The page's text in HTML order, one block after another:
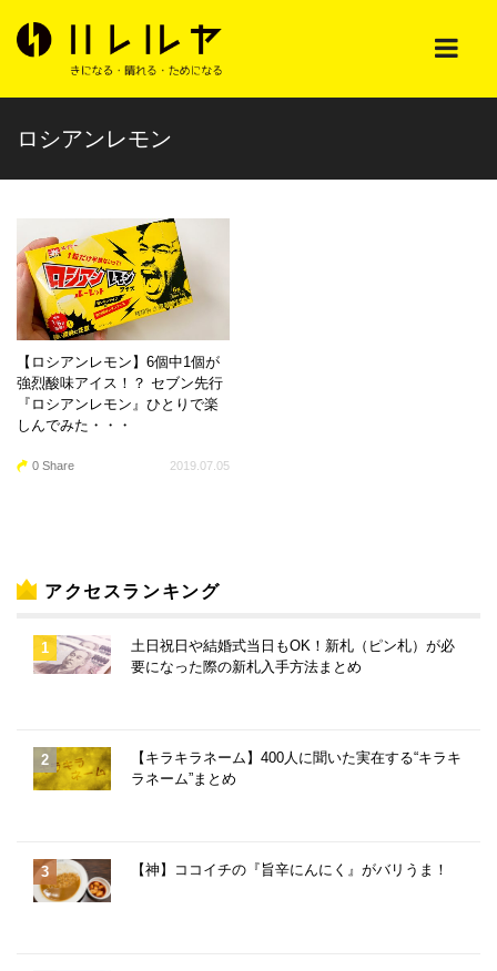
ロシアンレモン
【ロシアンレモン】6個中1個が
強烈酸味アイス！？ セブン先行
『ロシアンレモン』ひとりで楽
しんでみた・・・
0 Share 2019.07.05
アクセスランキング
土日祝日や結婚式当日もOK！新札（ピン札）が必
要になった際の新札入手方法まとめ
【キラキラネーム】400人に聞いた実在する“キラキ
ラネーム”まとめ
【神】ココイチの『旨辛にんにく』がバリうま！